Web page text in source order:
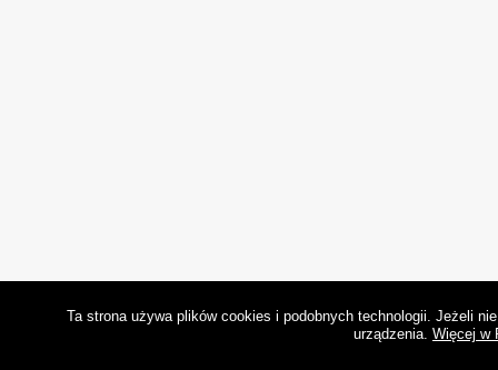
Ta strona używa plików cookies i podobnych technologii. Jeżeli
urządzenia. Więcej w